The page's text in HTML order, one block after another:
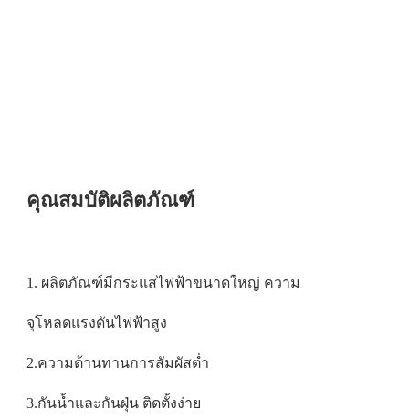
คุณสมบัติผลิตภัณฑ์
1. ผลิตภัณฑ์มีกระแสไฟฟ้าขนาดใหญ่ ความ
จุโหลดแรงดันไฟฟ้าสูง
2.ความต้านทานการสัมผัสต่ำ
3.กันน้ำและกันฝุ่น ติดตั้งง่าย